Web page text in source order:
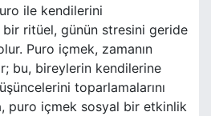
ile kendilerini
ritüel, günün stresini geride
Puro içmek, zamanın
bu, bireylerin kendilerine
toparlamalarını
puro içmek sosyal bir etkinlik